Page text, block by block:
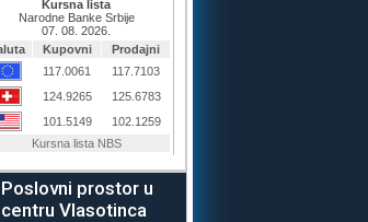
Poslovni prostor u
centru Vlasotinca